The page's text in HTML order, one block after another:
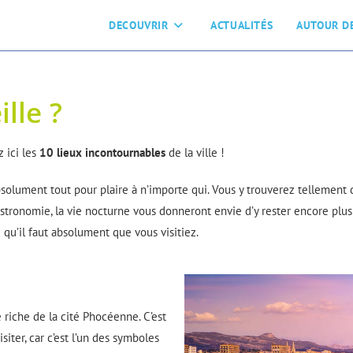
DECOUVRIR ACTUALITÉS AUTOUR
?
ici les 10 lieux incontournables de la ville !
tout pour plaire à n’importe qui. Vous y trouverez
la vie nocturne vous donneront envie d’y rester encore
faut absolument que vous visitiez.
riche de la cité Phocéenne. C’est
car c’est l’un des symboles